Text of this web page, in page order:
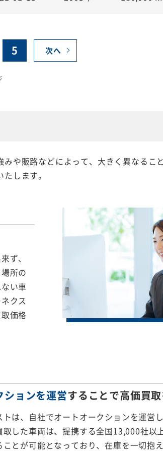
5 次へ
や販路などによって、大きく異なるこ
します。
ず、
所の
い車
クス
価格
ションを運営することで高価買
は、自社でオートオークションを運営し
した車両は、提携する全国13,000社以
とが可能となっており、在庫を一切抱